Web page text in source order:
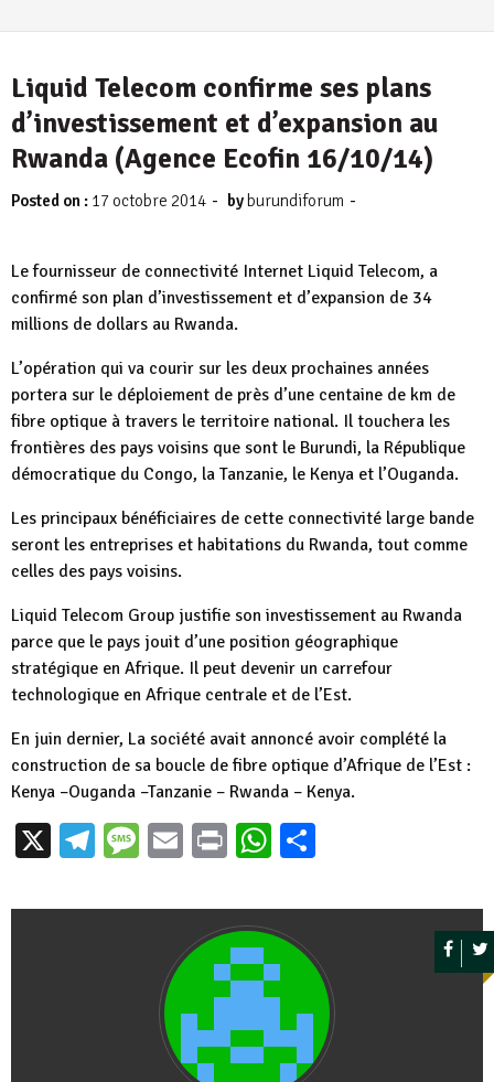
Liquid Telecom confirme ses plans
d’investissement et d’expansion au
Rwanda (Agence Ecofin 16/10/14)
Posted on : 17 octobre 2014 - by burundiforum -
Le fournisseur de connectivité Internet Liquid Telecom, a
confirmé son plan d’investissement et d’expansion de 34
millions de dollars au Rwanda.
L’opération qui va courir sur les deux prochaines années
portera sur le déploiement de près d’une centaine de km de
fibre optique à travers le territoire national. Il touchera les
frontières des pays voisins que sont le Burundi, la République
démocratique du Congo, la Tanzanie, le Kenya et l’Ouganda.
Les principaux bénéficiaires de cette connectivité large bande
seront les entreprises et habitations du Rwanda, tout comme
celles des pays voisins.
Liquid Telecom Group justifie son investissement au Rwanda
parce que le pays jouit d’une position géographique
stratégique en Afrique. Il peut devenir un carrefour
technologique en Afrique centrale et de l’Est.
En juin dernier, La société avait annoncé avoir complété la
construction de sa boucle de fibre optique d’Afrique de l’Est :
Kenya –Ouganda –Tanzanie – Rwanda – Kenya.
X Telegram
Message
EmailPrintWhatsApp